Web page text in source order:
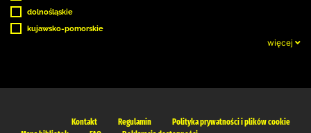
dolnośląskie
kujawsko-pomorskie
więcej
Kontakt Regulamin
Polityka prywatności i plików cookie